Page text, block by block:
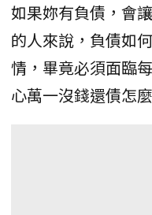
如果妳有負債，會
的人來說，負債如
情，畢竟必須面臨
心萬一沒錢還債怎